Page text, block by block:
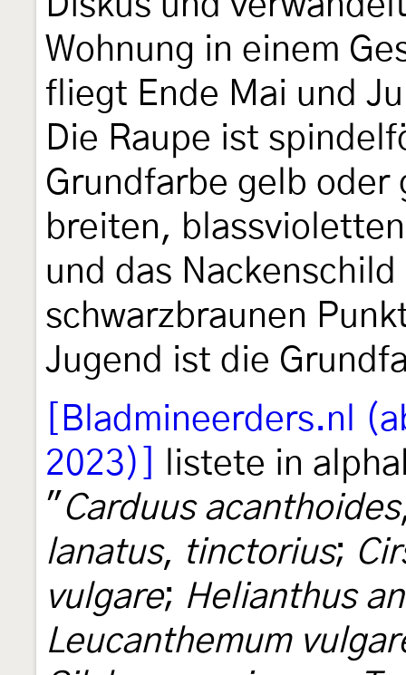
Wohnung in einem
fliegt Ende Mai und
Die Raupe ist
Grundfarbe gelb oder
breiten,
und das
schwarzbraunen
Jugend ist die
[Bladmineerders.nl
2023)]
listete in
" Carduus acanthoides
lanatus, tinctorius;
vulgare; Helianthus
Leucanthemum